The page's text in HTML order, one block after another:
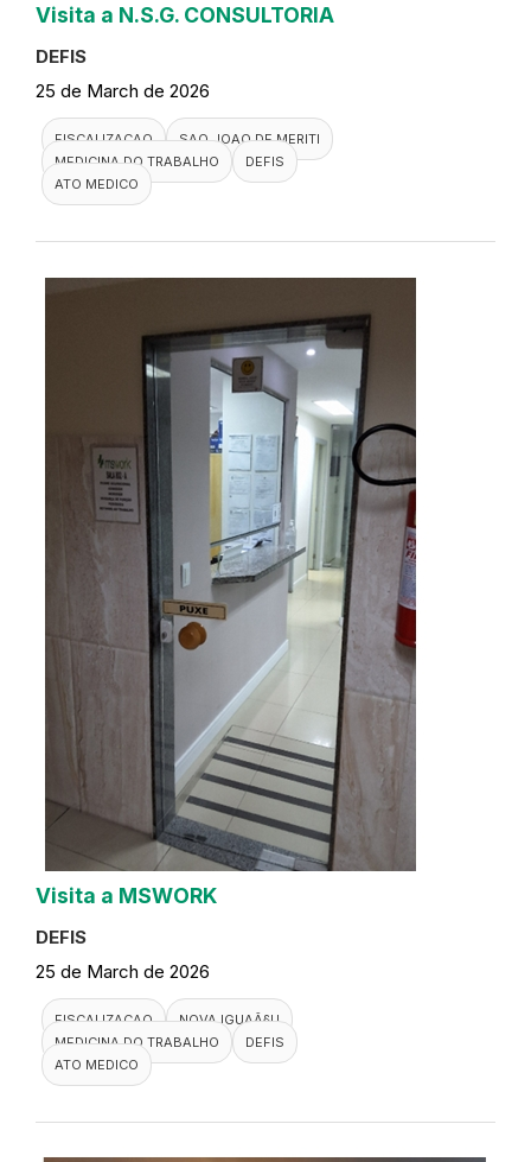
Visita a N.S.G. CONSULTORIA
DEFIS
25 de March de 2026
FISCALIZACAO
SAO JOAO DE MERITI
MEDICINA DO TRABALHO
DEFIS
ATO MEDICO
Visita a MSWORK
DEFIS
25 de March de 2026
FISCALIZACAO
NOVA IGUAÃ§U
MEDICINA DO TRABALHO
DEFIS
ATO MEDICO